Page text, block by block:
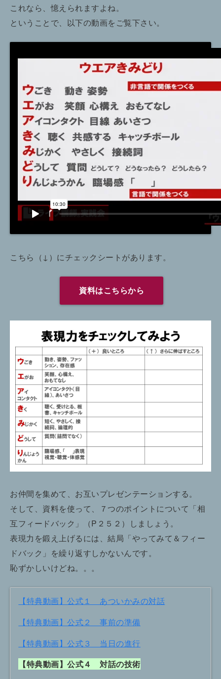
これなら、憶えられますよね。
ということで、以下の動画をご覧下さい。
こちら（↓）にチェックシートがあります。
資料はこちらから
お仲間を集めて、お互いプレゼンテーションする。
そして、資料を使って、７つのポイントについて「相
互フィードバック」（P２５２）しましょう。
表現力を鍛え上げるには、結局「やってみて＆フィー
ドバック」を繰り返すしかないんです。
恥ずかしいけどね。。。
【特典動画】公式１ あついかみの対話
【特典動画】公式２ 事前の準備
【特典動画】公式３ 当日の進行
【特典動画】公式４ 対話の技術